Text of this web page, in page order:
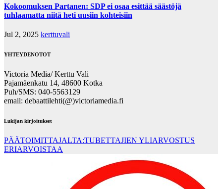
Kokoomuksen Partanen: SDP ei osaa esittää säästöjä
tuhlaamatta niitä heti uusiin kohteisiin
Jul 2, 2025 kerttuvali
YHTEYDENOTOT
Victoria Media/ Kerttu Vali
Pajamäenkatu 14, 48600 Kotka
Puh/SMS: 040-5563129
email: debaattilehti(@)victoriamedia.fi
Lukijan kirjoitukset
PÄÄTOIMITTAJALTA:TUBETTAJIEN YLIARVOSTUS
ERIARVOISTAA